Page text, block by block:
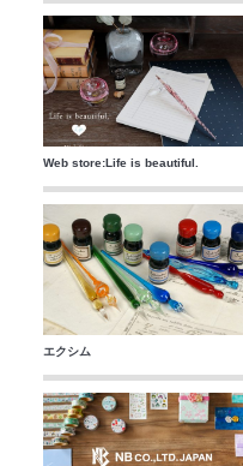
Web store:Life is beautiful.
エクシム